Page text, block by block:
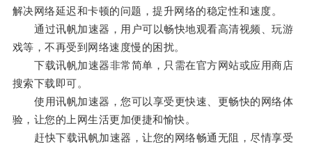
解决网络延迟和卡顿的问题，提升网络的稳定性和速度。
通过讯帆加速器，用户可以畅快地观看高清视频、玩游
戏等，不再受到网络速度慢的困扰。
下载讯帆加速器非常简单，只需在官方网站或应用商店
搜索下载即可。
使用讯帆加速器，您可以享受更快速、更畅快的网络体
验，让您的上网生活更加便捷和愉快。
赶快下载讯帆加速器，让您的网络畅通无阻，尽情享受